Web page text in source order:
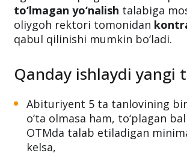
Endilikda5 ta oliy ta’lim
birortasiga ham kirolmagan
agar ular to‘plagan ball boshqa
oliygoh rektori tomonidan
qabul qilinishi mumkin bo‘ladi.
Qanday ishlaydi yangi
Abituriyent 5 ta tanlovining